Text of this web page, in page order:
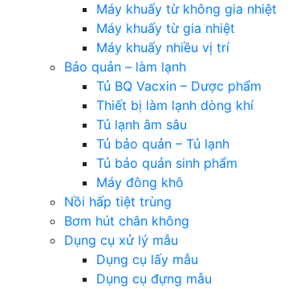
Máy khuấy từ không gia nhiệt
Máy khuấy từ gia nhiệt
Máy khuấy nhiều vị trí
Bảo quản – làm lạnh
Tủ BQ Vacxin – Dược phẩm
Thiết bị làm lạnh dòng khí
Tủ lạnh âm sâu
Tủ bảo quản – Tủ lạnh
Tủ bảo quản sinh phẩm
Máy đông khô
Nồi hấp tiệt trùng
Bơm hút chân không
Dụng cụ xử lý mẫu
Dụng cụ lấy mẫu
Dụng cụ đựng mẫu